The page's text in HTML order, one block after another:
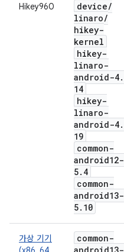
Hikey960 device/
linaro/
hikey-
kernel
hikey-
linaro-
android-4.
14
hikey-
linaro-
android-4.
19
common-
android12-
5. 4
common-
android13-
5. 10
가상 기기
common-